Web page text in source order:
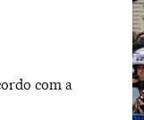
com a